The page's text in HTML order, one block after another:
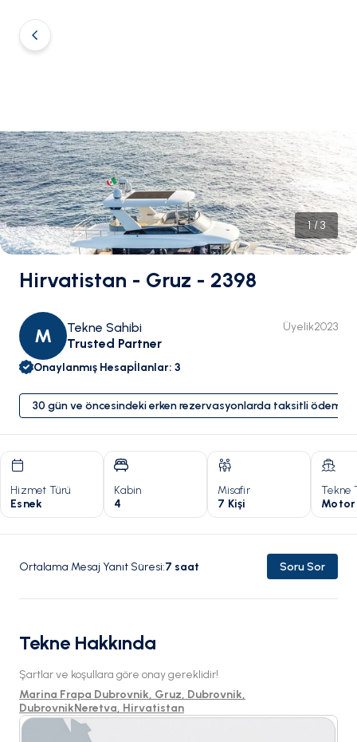
1/3
Hirvatistan - Gruz - 2398
M
Tekne Sahibi
Trusted Partner
Üyelik2023
Onaylanmış Hesapİlanlar: 3
30 gün ve öncesindeki erken rezervasyonlarda taksitli ödeme
Hizmet Türü
Esnek
Kabin
4
Misafir
7 Kişi
Tekne
Ortalama Mesaj Yanıt Süresi:7 saat Soru Sor
Tekne Hakkında
Şartlar ve koşullara göre onay gereklidir!
Marina Frapa Dubrovnik, Gruz, Dubrovnik,
DubrovnikNeretva, Hirvatistan